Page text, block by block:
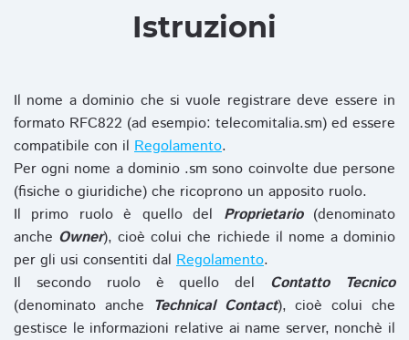
Istruzioni
Il nome a dominio che si vuole registrare deve essere in
formato RFC822 (ad esempio: telecomitalia.sm) ed essere
compatibile con il Regolamento.
Per ogni nome a dominio .sm sono coinvolte due persone
(fisiche o giuridiche) che ricoprono un apposito ruolo.
Il primo ruolo è quello del Proprietario(denominato
anche Owner), cioè colui che richiede il nome a dominio
per gli usi consentiti dal Regolamento.
Il secondo ruolo è quello del Contatto Tecnico
(denominato anche Technical Contact), cioè colui che
gestisce le informazioni relative ai name server, nonchè il